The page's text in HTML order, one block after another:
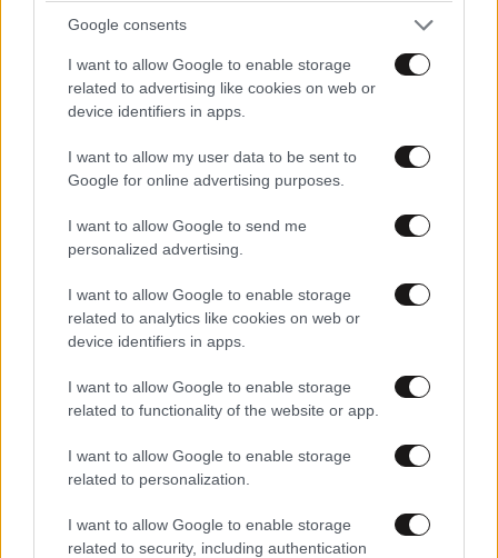
Google consents
I want to allow Google to enable storage
related to advertising like cookies on web or
device identifiers in apps.
I want to allow my user data to be sent to
Google for online advertising purposes.
I want to allow Google to send me
personalized advertising.
I want to allow Google to enable storage
related to analytics like cookies on web or
device identifiers in apps.
I want to allow Google to enable storage
related to functionality of the website or app.
I want to allow Google to enable storage
related to personalization.
I want to allow Google to enable storage
related to security, including authentication
Xαρακτήρες: 0/1000
Διαβάστε και ακολουθήστε τους κανόνες σχολιασμού